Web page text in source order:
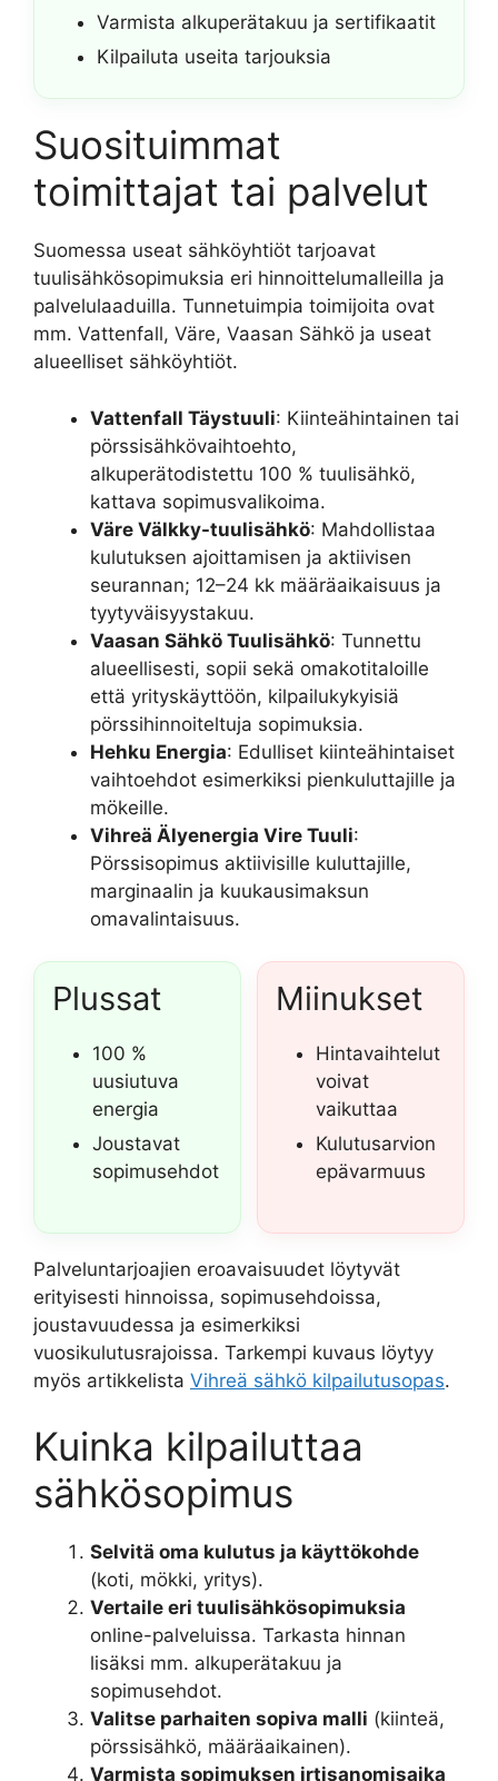
Varmista alkuperätakuu ja sertifikaatit
Kilpailuta useita tarjouksia
Suosituimmat
toimittajat tai palvelut
Suomessa useat sähköyhtiöt tarjoavat
tuulisähkösopimuksia eri hinnoittelumalleilla ja
palvelulaaduilla. Tunnetuimpia toimijoita ovat
mm. Vattenfall, Väre, Vaasan Sähkö ja useat
alueelliset sähköyhtiöt.
Vattenfall Täystuuli: Kiinteähintainen tai
pörssisähkövaihtoehto,
alkuperätodistettu 100 % tuulisähkö,
kattava sopimusvalikoima.
Väre Välkky-tuulisähkö: Mahdollistaa
kulutuksen ajoittamisen ja aktiivisen
seurannan; 12–24 kk määräaikaisuus ja
tyytyväisyystakuu.
Vaasan Sähkö Tuulisähkö: Tunnettu
alueellisesti, sopii sekä omakotitaloille
että yrityskäyttöön, kilpailukykyisiä
pörssihinnoiteltuja sopimuksia.
Hehku Energia: Edulliset kiinteähintaiset
vaihtoehdot esimerkiksi pienkuluttajille ja
mökeille.
Vihreä Älyenergia Vire Tuuli:
Pörssisopimus aktiivisille kuluttajille,
marginaalin ja kuukausimaksun
omavalintaisuus.
Plussat
100 %
uusiutuva
energia
Joustavat
sopimusehdot
Miinukset
Hintavaihtelut
voivat
vaikuttaa
Kulutusarvion
epävarmuus
Palveluntarjoajien eroavaisuudet löytyvät
erityisesti hinnoissa, sopimusehdoissa,
joustavuudessa ja esimerkiksi
vuosikulutusrajoissa. Tarkempi kuvaus löytyy
myös artikkelista Vihreä sähkö kilpailutusopas.
Kuinka kilpailuttaa
sähkösopimus
Selvitä oma kulutus ja käyttökohde
(koti, mökki, yritys).
Vertaile eri tuulisähkösopimuksia
online-palveluissa. Tarkasta hinnan
lisäksi mm. alkuperätakuu ja
sopimusehdot.
Valitse parhaiten sopiva malli (kiinteä,
pörssisähkö, määräaikainen).
Varmista sopimuksen irtisanomisaika